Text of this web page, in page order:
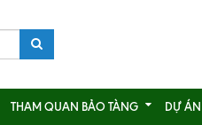
THAM QUAN BẢO TÀNG DỰ ÁN